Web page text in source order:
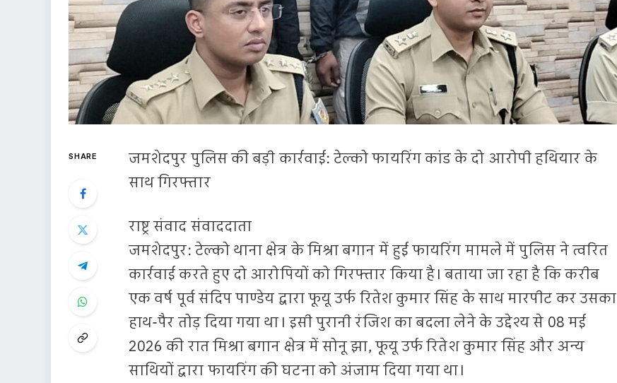
SHARE
जमशेदपुर पुलिस की बड़ी कार्रवाई: टेल्को फायरिंग कांड के दो आरोपी हथियार के
साथ गिरफ्तार
राष्ट्र संवाद संवाददाता
जमशेदपुर: टेल्को थाना क्षेत्र के मिश्रा बगान में हुई फायरिंग मामले में पुलिस ने त्वरित
कार्रवाई करते हुए दो आरोपियों को गिरफ्तार किया है। बताया जा रहा है कि करीब
एक वर्ष पूर्व संदिप पाण्डेय द्वारा फूयू उर्फ रितेश कुमार सिंह के साथ मारपीट कर उसका
हाथ-पैर तोड़ दिया गया था। इसी पुरानी रंजिश का बदला लेने के उद्देश्य से 08 मई
2026 की रात मिश्रा बगान क्षेत्र में सोनू झा, फूयू उर्फ रितेश कुमार सिंह और अन्य
साथियों द्वारा फायरिंग की घटना को अंजाम दिया गया था।